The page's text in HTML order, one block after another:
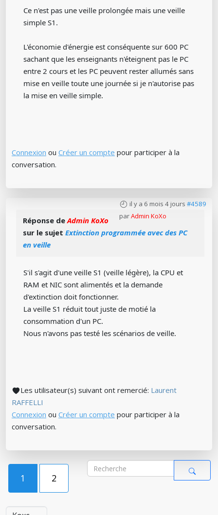
Ce n'est pas une veille prolongée mais une veille
simple S1.
L'économie d'énergie est conséquente sur 600 PC
sachant que les enseignants n'éteignent pas le PC
entre 2 cours et les PC peuvent rester allumés sans
mise en veille toute une journée si je n'autorise pas
la mise en veille simple.
Connexion ou Créer un compte pour participer à la
conversation.
il y a 6 mois 4 jours #4589
parAdmin KoXo
Réponse deAdmin KoXo
sur le sujet Extinction programmée avec des PC
en veille
S'il s'agit d'une veille S1 (veille légère), la CPU et
RAM et NIC sont alimentés et la demande
d'extinction doit fonctionner.
La veille S1 réduit tout juste de motié la
consommation d'un PC.
Nous n'avons pas testé les scénarios de veille.
Les utilisateur(s) suivant ont remercié: Laurent
RAFFELLI
Connexion ou Créer un compte pour participer à la
conversation.
1 2